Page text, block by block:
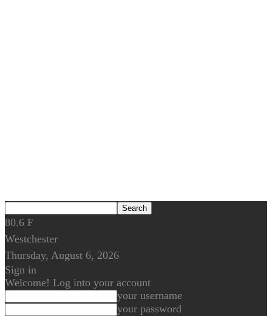
80.6 F
Westchester
Thursday, August 6, 2026
Sign in
Welcome! Log into your account
your username
your password